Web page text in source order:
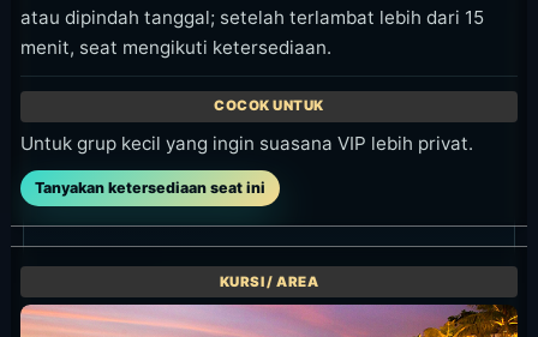
atau dipindah tanggal; setelah terlambat lebih dari 15
menit, seat mengikuti ketersediaan.
Untuk grup kecil yang ingin suasana VIP lebih privat.
Tanyakan ketersediaan seat ini